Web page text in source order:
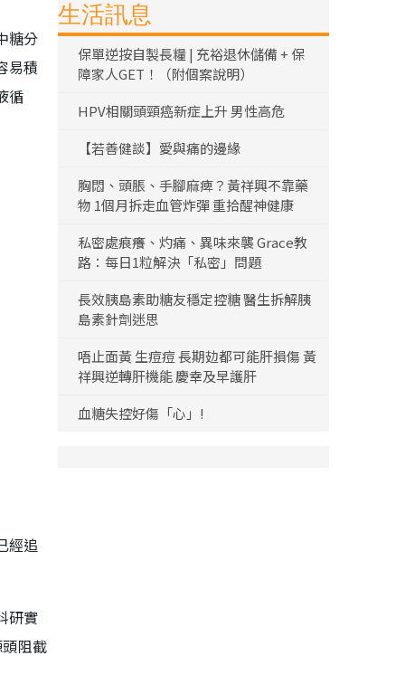
糖分
易積
循
經追
研實
阻截
生活訊息
保單逆按自製長糧 | 充裕退休儲備 + 保
障家人GET！（附個案說明）
HPV相關頭頸癌新症上升 男性高危
【若善健談】愛與痛的邊緣
胸悶、頭脹、手腳麻痺？黃祥興不靠藥
物 1個月拆走血管炸彈 重拾醒神健康
私密處痕癢、灼痛、異味來襲 Grace教
路：每日1粒解決「私密」問題
長效胰島素助糖友穩定控糖 醫生拆解胰
島素針劑迷思
唔止面黃 生痘痘 長期攰都可能肝損傷 黃
祥興逆轉肝機能 慶幸及早護肝
血糖失控好傷「心」!